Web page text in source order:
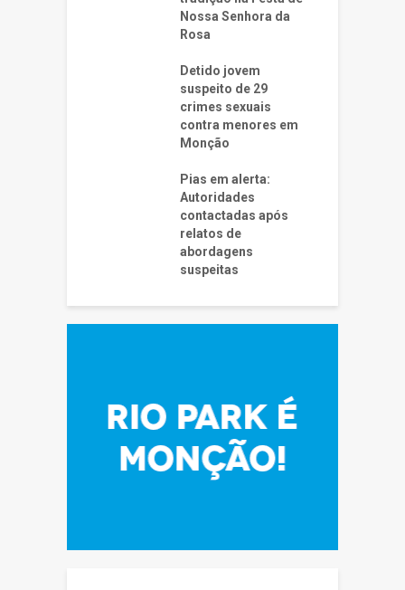
Nossa Senhora da
Rosa
Detido jovem
suspeito de 29
crimes sexuais
contra menores em
Monção
Pias em alerta:
Autoridades
contactadas após
relatos de
abordagens
suspeitas